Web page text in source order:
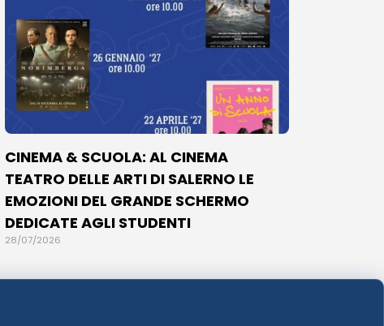
CINEMA & SCUOLA: AL CINEMA
TEATRO DELLE ARTI DI SALERNO LE
EMOZIONI DEL GRANDE SCHERMO
DEDICATE AGLI STUDENTI
28/07/2026